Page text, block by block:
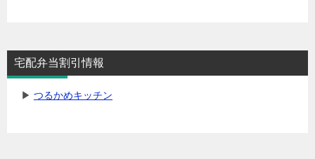
宅配弁当割引情報
▶ つるかめキッチン